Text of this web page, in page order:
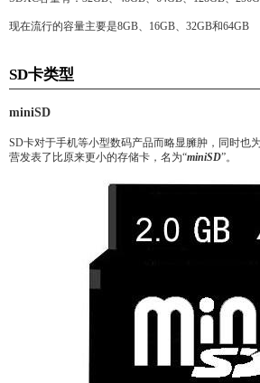
现在流行的容量主要是8GB、16GB、32GB和64GB
SD卡类型
miniSD
SD卡对于手机等小型数码产品而略显臃肿，同时也
营发表了比原来更小的存储卡，名为“miniSD”。